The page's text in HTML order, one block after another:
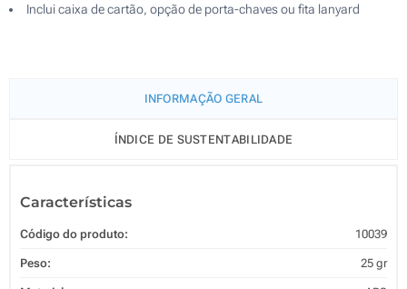
Inclui caixa de cartão, opção de porta-chaves ou fita lanyard
INFORMAÇÃO GERAL
ÍNDICE DE SUSTENTABILIDADE
Características
Código do produto: 10039
Peso: 25 gr